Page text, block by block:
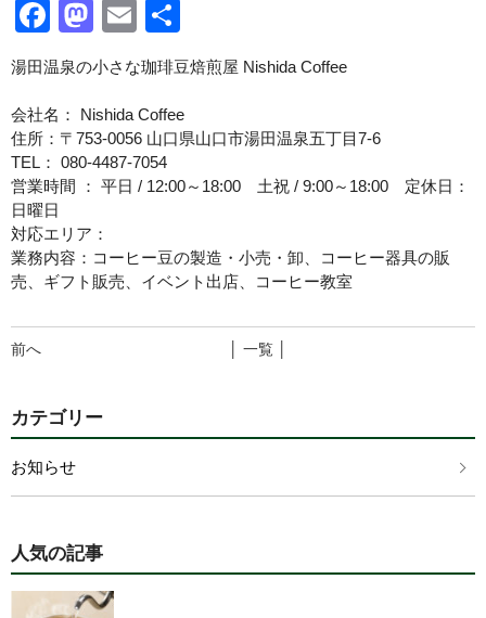
Facebook
Mastodon
Email
有
湯田温泉の小さな珈琲豆焙煎屋 Nishida Coffee
会社名： Nishida Coffee
住所：〒753-0056 山口県山口市湯田温泉五丁目7-6
TEL： 080-4487-7054
営業時間 ： 平日 / 12:00～18:00 土祝 / 9:00～18:00 定休日：
日曜日
対応エリア：
業務内容：コーヒー豆の製造・小売・卸、コーヒー器具の販
売、ギフト販売、イベント出店、コーヒー教室
前へ │ 一覧 │
カテゴリー
お知らせ
人気の記事